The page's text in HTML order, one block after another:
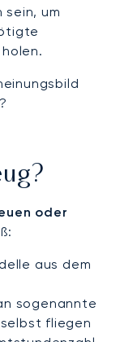
sein, um
oder
aus dem
sogenannte
fliegen